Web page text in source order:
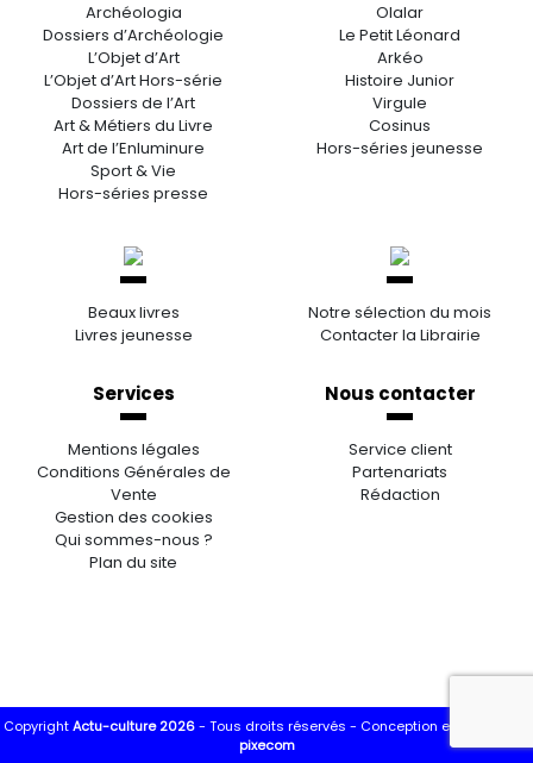
Archéologia
Dossiers d’Archéologie
L’Objet d’Art
L’Objet d’Art Hors-série
Dossiers de l’Art
Art & Métiers du Livre
Art de l’Enluminure
Sport & Vie
Hors-séries presse
Olalar
Le Petit Léonard
Arkéo
Histoire Junior
Virgule
Cosinus
Hors-séries jeunesse
Beaux livres
Livres jeunesse
Notre sélection du mois
Contacter la Librairie
Services
Mentions légales
Conditions Générales de
Vente
Gestion des cookies
Qui sommes-nous ?
Plan du site
Nous contacter
Service client
Partenariats
Rédaction
CopyrightActu-culture 2026- Tous droits réservés - Conception et réalisation
pixecom